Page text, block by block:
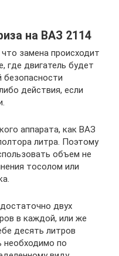
на ВАЗ 2114
замена происходит
где двигатель будет
безопасности
действия, если
аппарата, как ВАЗ
литра. Поэтому
объем не
тосолом или
двух
в каждой, или же
десять литров
необходимо по